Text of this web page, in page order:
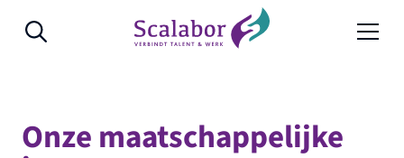
Onze maatschappelijke